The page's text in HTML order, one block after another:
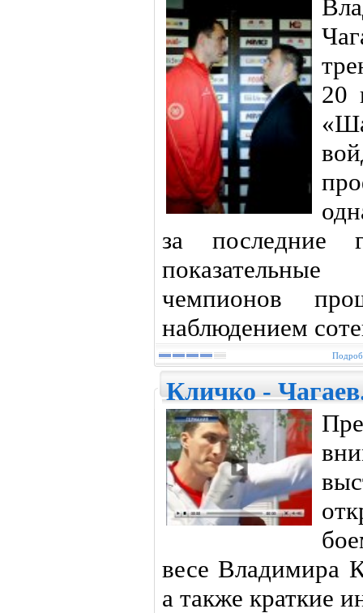
20
за последние
чемпионов
наблюдением
Кличко -
весе Владимира
а также краткие